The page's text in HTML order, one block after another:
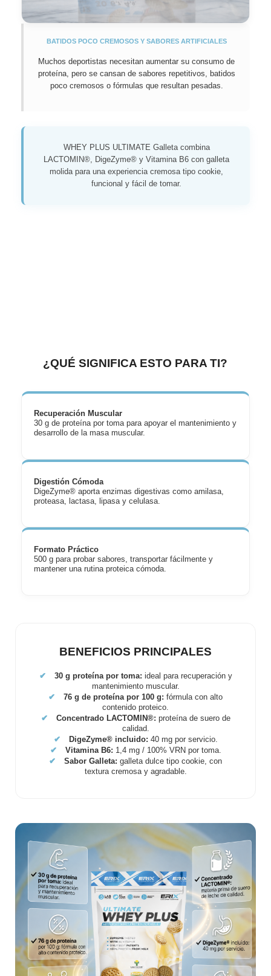
BATIDOS POCO CREMOSOS Y SABORES ARTIFICIALES
Muchos deportistas necesitan aumentar su consumo de
proteína, pero se cansan de sabores repetitivos, batidos
poco cremosos o fórmulas que resultan pesadas.
WHEY PLUS ULTIMATE Galleta combina
LACTOMIN®, DigeZyme® y Vitamina B6 con galleta
molida para una experiencia cremosa tipo cookie,
funcional y fácil de tomar.
¿QUÉ SIGNIFICA ESTO PARA TI?
Recuperación Muscular
30 g de proteína por toma para apoyar el mantenimiento y
desarrollo de la masa muscular.
Digestión Cómoda
DigeZyme® aporta enzimas digestivas como amilasa,
proteasa, lactasa, lipasa y celulasa.
Formato Práctico
500 g para probar sabores, transportar fácilmente y
mantener una rutina proteica cómoda.
BENEFICIOS PRINCIPALES
✔ 30 g proteína por toma: ideal para recuperación y
mantenimiento muscular.
✔ 76 g de proteína por 100 g: fórmula con alto
contenido proteico.
✔ Concentrado LACTOMIN®: proteína de suero de
calidad.
✔ DigeZyme® incluido: 40 mg por servicio.
✔ Vitamina B6: 1,4 mg / 100% VRN por toma.
✔ Sabor Galleta: galleta dulce tipo cookie, con
textura cremosa y agradable.